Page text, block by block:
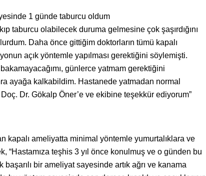
1 günde taburcu oldum
taburcu olabilecek duruma gelmesine çok şaşırdığını
Daha önce gittiğim doktorların tümü kapalı
açık yöntemle yapılması gerektiğini söylemişti.
günlerce yatmam gerektiğini
ayağa kalkabildim. Hastanede yatmadan normal
Dr. Gökalp Öner’e ve ekibine teşekkür ediyorum”
kapalı ameliyatta minimal yöntemle yumurtalıklara ve
“Hastamıza teşhis 3 yıl önce konulmuş ve o günden bu
bir ameliyat sayesinde artık ağrı ve kanama